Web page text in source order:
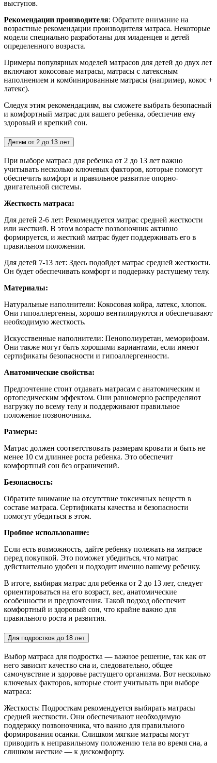
выступов.
Рекомендации производителя: Обратите внимание на
возрастные рекомендации производителя матраса. Некоторые
модели специально разработаны для младенцев и детей
определенного возраста.
Примеры популярных моделей матрасов для детей до двух лет
включают кокосовые матрасы, матрасы с латексным
наполнением и комбинированные матрасы (например, кокос +
латекс).
Следуя этим рекомендациям, вы сможете выбрать безопасный
и комфортный матрас для вашего ребенка, обеспечив ему
здоровый и крепкий сон.
Детям от 2 до 13 лет
При выборе матраса для ребенка от 2 до 13 лет важно
учитывать несколько ключевых факторов, которые помогут
обеспечить комфорт и правильное развитие опорно-
двигательной системы.
Жесткость матраса:
Для детей 2-6 лет: Рекомендуется матрас средней жесткости
или жесткий. В этом возрасте позвоночник активно
формируется, и жесткий матрас будет поддерживать его в
правильном положении.
Для детей 7-13 лет: Здесь подойдет матрас средней жесткости.
Он будет обеспечивать комфорт и поддержку растущему телу.
Материалы:
Натуральные наполнители: Кокосовая койра, латекс, хлопок.
Они гипоаллергенны, хорошо вентилируются и обеспечивают
необходимую жесткость.
Искусственные наполнители: Пенополиуретан, меморифоам.
Они также могут быть хорошими вариантами, если имеют
сертификаты безопасности и гипоаллергенности.
Анатомические свойства:
Предпочтение стоит отдавать матрасам с анатомическим и
ортопедическим эффектом. Они равномерно распределяют
нагрузку по всему телу и поддерживают правильное
положение позвоночника.
Размеры:
Матрас должен соответствовать размерам кровати и быть не
менее 10 см длиннее роста ребенка. Это обеспечит
комфортный сон без ограничений.
Безопасность:
Обратите внимание на отсутствие токсичных веществ в
составе матраса. Сертификаты качества и безопасности
помогут убедиться в этом.
Пробное использование:
Если есть возможность, дайте ребенку полежать на матрасе
перед покупкой. Это поможет убедиться, что матрас
действительно удобен и подходит именно вашему ребенку.
В итоге, выбирая матрас для ребенка от 2 до 13 лет, следует
ориентироваться на его возраст, вес, анатомические
особенности и предпочтения. Такой подход обеспечит
комфортный и здоровый сон, что крайне важно для
правильного роста и развития.
Для подростков до 18 лет
Выбор матраса для подростка — важное решение, так как от
него зависит качество сна и, следовательно, общее
самочувствие и здоровье растущего организма. Вот несколько
ключевых факторов, которые стоит учитывать при выборе
матраса:
Жесткость: Подросткам рекомендуется выбирать матрасы
средней жесткости. Они обеспечивают необходимую
поддержку позвоночника, что важно для правильного
формирования осанки. Слишком мягкие матрасы могут
приводить к неправильному положению тела во время сна, а
слишком жесткие — к дискомфорту.